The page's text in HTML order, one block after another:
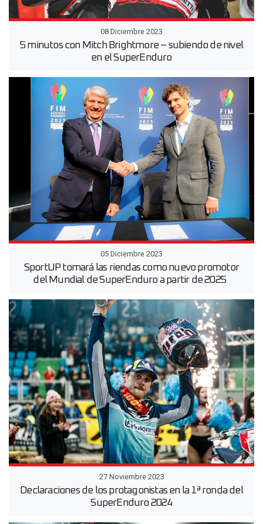
08 Diciembre 2023
5 minutos con Mitch Brightmore – subiendo de nivel
en el SuperEnduro
05 Diciembre 2023
SportUP tomará las riendas como nuevo promotor
del Mundial de SuperEnduro a partir de 2025
27 Noviembre 2023
Declaraciones de los protagonistas en la 1ª ronda del
SuperEnduro 2024